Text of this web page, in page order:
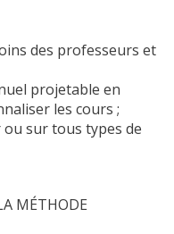
des professeurs et
projetable en
les cours ;
ou sur tous types de
MÉTHODE